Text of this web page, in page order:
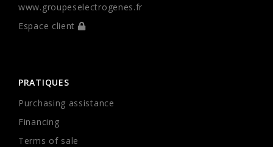
www.groupeselectrogenes.fr
Espace client
PRATIQUES
Purchasing assistance
Financing
Terms of sale